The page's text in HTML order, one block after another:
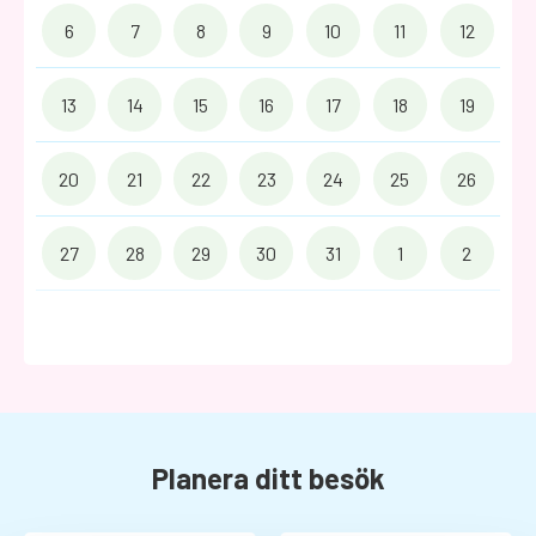
6 7 8 9 10 11 12
13 14 15 16 17 18 19
20 21 22 23 24 25 26
27 28 29 30 31 1 2
Planera ditt besök